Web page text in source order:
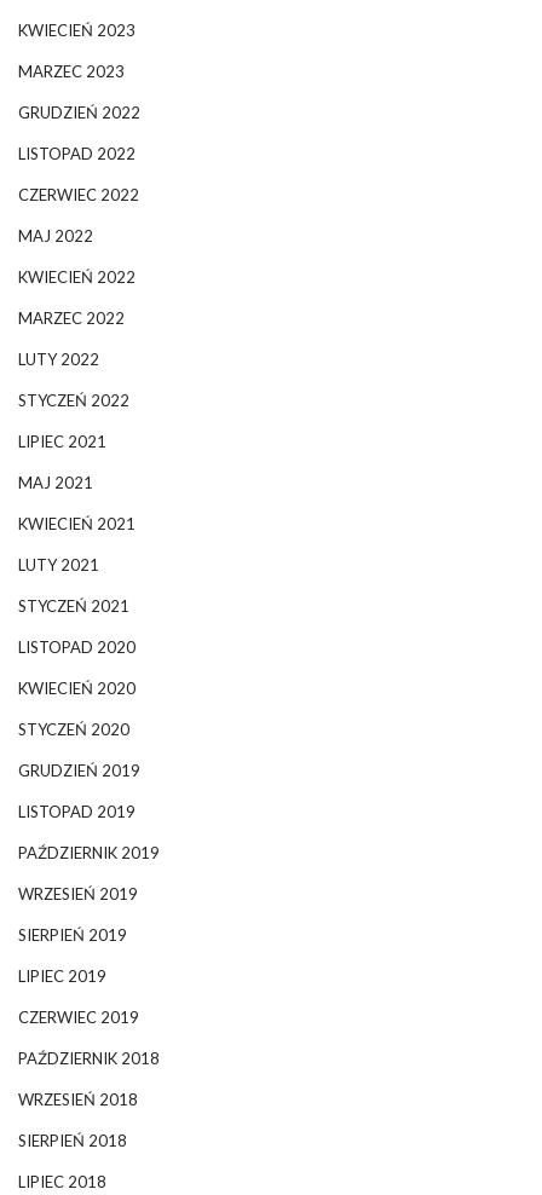
KWIECIEŃ 2023
MARZEC 2023
GRUDZIEŃ 2022
LISTOPAD 2022
CZERWIEC 2022
MAJ 2022
KWIECIEŃ 2022
MARZEC 2022
LUTY 2022
STYCZEŃ 2022
LIPIEC 2021
MAJ 2021
KWIECIEŃ 2021
LUTY 2021
STYCZEŃ 2021
LISTOPAD 2020
KWIECIEŃ 2020
STYCZEŃ 2020
GRUDZIEŃ 2019
LISTOPAD 2019
PAŹDZIERNIK 2019
WRZESIEŃ 2019
SIERPIEŃ 2019
LIPIEC 2019
CZERWIEC 2019
PAŹDZIERNIK 2018
WRZESIEŃ 2018
SIERPIEŃ 2018
LIPIEC 2018